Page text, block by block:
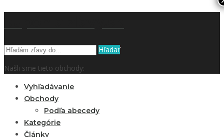
Hľadať
Našli sme tieto obchody:
Vyhľadávanie
Obchody
Podľa abecedy
Kategórie
Články